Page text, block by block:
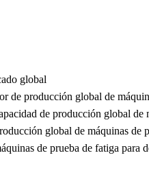
global
de producción global de
de producción global
global de máquinas de
de prueba de fatiga